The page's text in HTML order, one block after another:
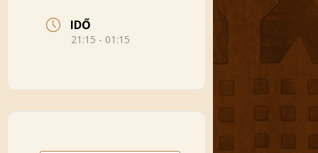
IDŐ
21:15 - 01:15